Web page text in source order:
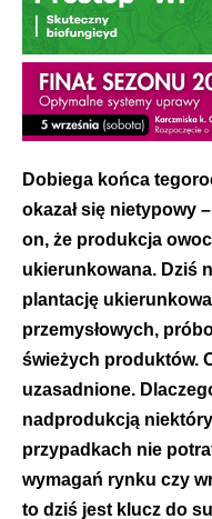
Dobiega końca
okazał się nietypowy
on, że produkcja
ukierunkowana. Dziś
plantację
przemysłowych,
świeżych produktów.
uzasadnione.
nadprodukcją
przypadkach nie
wymagań rynku czy
to dziś jest klucz do